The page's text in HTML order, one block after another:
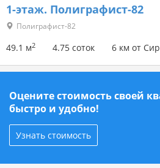
1-этаж. Полиграфист-82
Полиграфист-82
49.1 м2 4.75 соток 6 км от
Оцените стоимость своей
быстро и удобно!
Узнать стоимость